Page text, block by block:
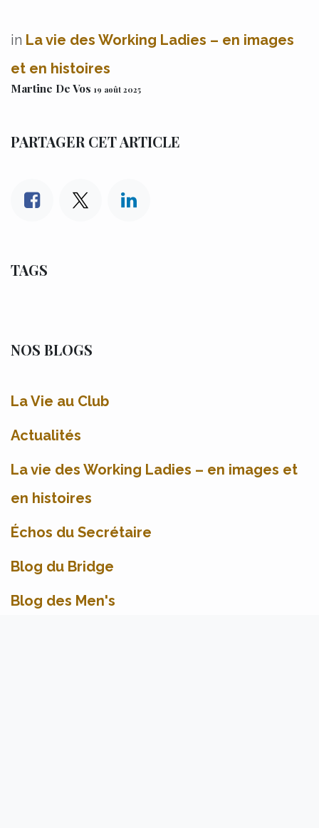
in La vie des Working Ladies – en images
et en histoires
Martine De Vos 19 août 2025
PARTAGER CET ARTICLE
TAGS
NOS BLOGS
La Vie au Club
Actualités
La vie des Working Ladies – en images et
en histoires
Échos du Secrétaire
Blog du Bridge
Blog des Men's